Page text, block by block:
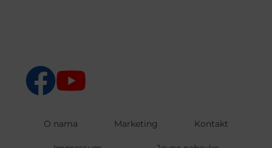
O nama Marketing Kontakt